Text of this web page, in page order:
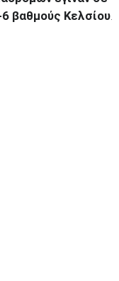
βαθμούς Κελσίου.